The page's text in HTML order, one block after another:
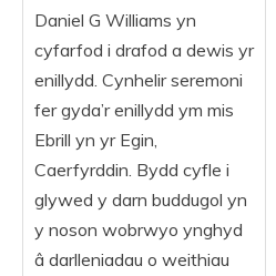
Daniel G Williams yn
cyfarfod i drafod a dewis yr
enillydd. Cynhelir seremoni
fer gyda’r enillydd ym mis
Ebrill yn yr Egin,
Caerfyrddin. Bydd cyfle i
glywed y darn buddugol yn
y noson wobrwyo ynghyd
â darlleniadau o weithiau